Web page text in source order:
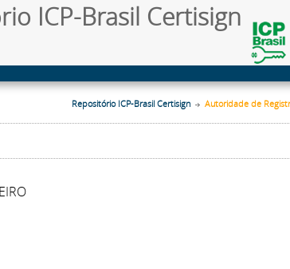
ICP-Brasil Certisign
Repositório ICP-Brasil Certisign Autoridade de